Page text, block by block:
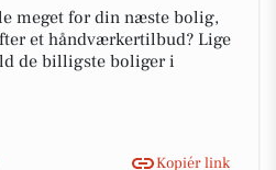
meget for din næste bolig,
et håndværkertilbud? Lige
de billigste boliger i
Kopiér link